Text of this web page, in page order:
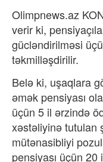
Olimpnews.az
verir ki,
gücləndirilməsi
təkmilləşdirilir.
Belə ki, uşaqlara
əmək pensiyası
üçün 5 il ərzində
xəstəliyinə tutulan
mütənasibliyi
pensiyası üçün